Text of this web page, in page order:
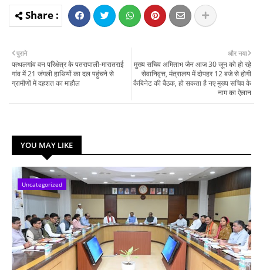
और नया
मुख्य सचिव अमिताभ जैन आज 30 जून को हो रहे
सेवानिवृत्त, मंत्रालय में दोपहर 12 बजे से होगी
कैबिनेट की बैठक, हो सकता है नए मुख्य सचिव के
नाम का ऐलान
पुराने
पत्थलगांव वन परिक्षेत्र के पतरापाली-मारातराई
गांव में 21 जंगली हाथियों का दल पहुंचने से
ग्रामीणों में दहशत का माहौल
YOU MAY LIKE
Uncategorized